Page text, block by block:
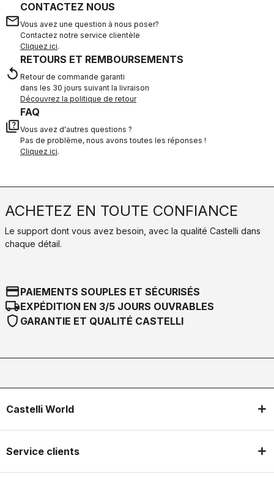
email
CONTACTEZ NOUS
Vous avez une question à nous poser?
Contactez notre service clientèle
Cliquez ici.
replay
RETOURS ET REMBOURSEMENTS
Retour de commande garanti
dans les 30 jours suivant la livraison
Découvrez la politique de retour
quiz
FAQ
Vous avez d'autres questions ?
Pas de problème, nous avons toutes les réponses !
Cliquez ici.
ACHETEZ EN TOUTE CONFIANCE
Le support dont vous avez besoin, avec la qualité Castelli dans
chaque détail.
credit_cardPAIEMENTS SOUPLES ET SÉCURISÉS
local_shippingEXPÉDITION EN 3/5 JOURS OUVRABLES
shield GARANTIE ET QUALITÉ CASTELLI
Castelli World
Service clients